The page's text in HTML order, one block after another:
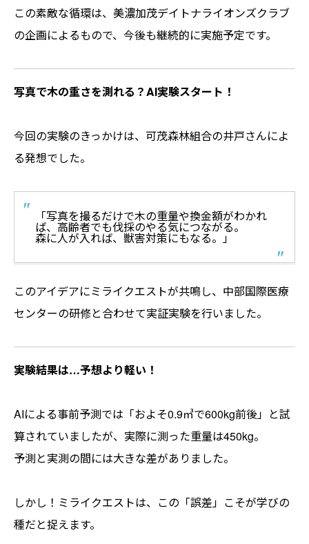
この素敵な循環は、美濃加茂デイトナライオンズクラブ
の企画によるもので、今後も継続的に実施予定です。
写真で木の重さを測れる？AI実験スタート！
今回の実験のきっかけは、可茂森林組合の井戸さんによ
る発想でした。
「写真を撮るだけで木の重量や換金額がわかれ
ば、高齢者でも伐採のやる気につながる。
森に人が入れば、獣害対策にもなる。」
このアイデアにミライクエストが共鳴し、中部国際医療
センターの研修と合わせて実証実験を行いました。
実験結果は…予想より軽い！
AIによる事前予測では「およそ0.9㎥で600kg前後」と試
算されていましたが、実際に測った重量は450kg。
予測と実測の間には大きな差がありました。
しかし！ミライクエストは、この「誤差」こそが学びの
種だと捉えます。